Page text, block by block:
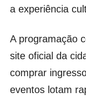
a experiência
A programação
site oficial da
comprar
eventos lotam